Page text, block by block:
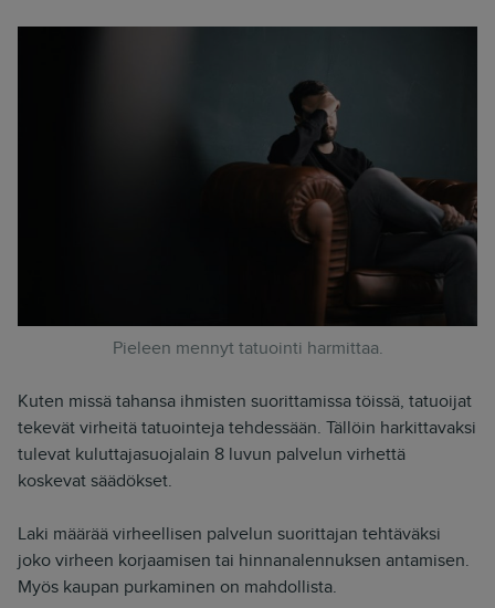
Pieleen mennyt tatuointi harmittaa.
Kuten missä tahansa ihmisten suorittamissa töissä, tatuoijat
tekevät virheitä tatuointeja tehdessään. Tällöin harkittavaksi
tulevat kuluttajasuojalain 8 luvun palvelun virhettä
koskevat säädökset.
Laki määrää virheellisen palvelun suorittajan tehtäväksi
joko virheen korjaamisen tai hinnanalennuksen antamisen.
Myös kaupan purkaminen on mahdollista.